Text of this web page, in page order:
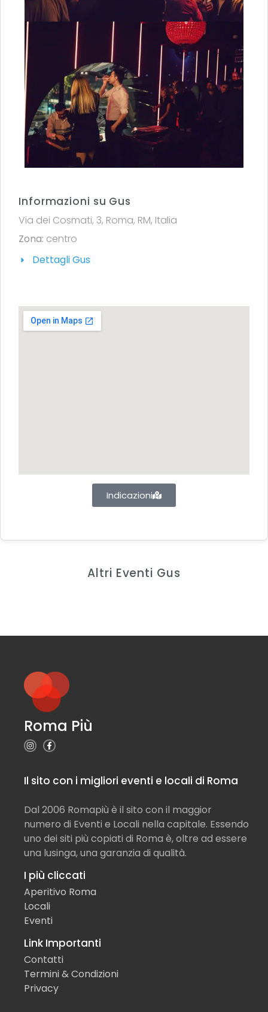
Informazioni su Gus
Via dei Cosmati, 3, Roma, RM, Italia
Zona: centro
Dettagli Gus
Indicazioni
Altri Eventi Gus
Roma Più
Il sito con i migliori eventi e locali di Roma
Dal 2006 Romapiù è il sito con il maggior
numero di Eventi e Locali nella capitale. Essendo
uno dei siti più copiati di Roma è, oltre ad essere
una lusinga, una garanzia di qualità.
I più cliccati
Aperitivo Roma
Locali
Eventi
Link Importanti
Contatti
Termini & Condizioni
Privacy